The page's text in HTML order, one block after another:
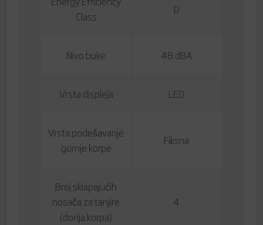
Class
D
Nivo buke 48 dBA
Vrsta displeja LED
Vrsta podešavanje
gornje korpe
Fiksna
Broj sklapajućih
nosača za tanjire
(donja korpa)
4